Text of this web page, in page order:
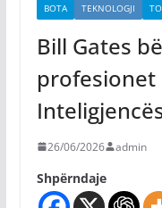
BOTA TEKNOLOGJI
Bill Gates
profesionet
26/06/2026 admin
Shpërndaje